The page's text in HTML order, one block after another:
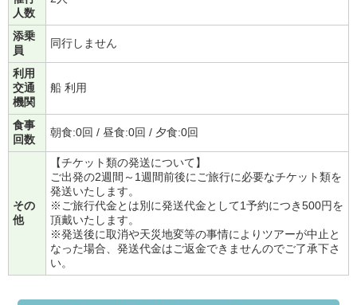
人数
添乗
員
同行しません
利用
交通
機関
船 利用
食事
回数
朝食:0回 / 昼食:0回 / 夕食:0回
その
他
【チケット類の発送について】
ご出発の2週間～1週間前後にご旅行に必要なチケット類を
発送いたします。
※ご旅行代金とは別に発送代金として1予約につき500円を
頂戴いたします。
※発送後に取消や天災地変等の事情によりツアーが中止と
なった場合、発送代金はご返金できませんのでご了承下さ
い。